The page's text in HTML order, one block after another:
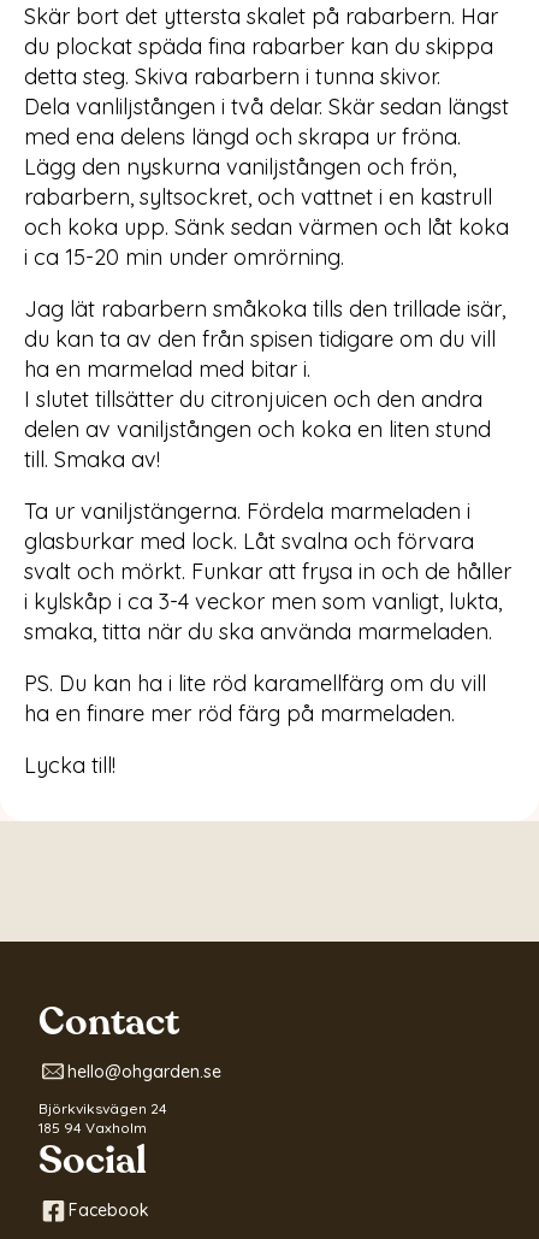
Skär bort det yttersta skalet på rabarbern. Har
du plockat späda fina rabarber kan du skippa
detta steg. Skiva rabarbern i tunna skivor.
Dela vanliljstången i två delar. Skär sedan längst
med ena delens längd och skrapa ur fröna.
Lägg den nyskurna vaniljstången och frön,
rabarbern, syltsockret, och vattnet i en kastrull
och koka upp. Sänk sedan värmen och låt koka
i ca 15-20 min under omrörning.
Jag lät rabarbern småkoka tills den trillade isär,
du kan ta av den från spisen tidigare om du vill
ha en marmelad med bitar i.
I slutet tillsätter du citronjuicen och den andra
delen av vaniljstången och koka en liten stund
till. Smaka av!
Ta ur vaniljstängerna. Fördela marmeladen i
glasburkar med lock. Låt svalna och förvara
svalt och mörkt. Funkar att frysa in och de håller
i kylskåp i ca 3-4 veckor men som vanligt, lukta,
smaka, titta när du ska använda marmeladen.
PS. Du kan ha i lite röd karamellfärg om du vill
ha en finare mer röd färg på marmeladen.
Lycka till!
Contact
hello@ohgarden.se
Björkviksvägen 24
185 94 Vaxholm
Social
Facebook